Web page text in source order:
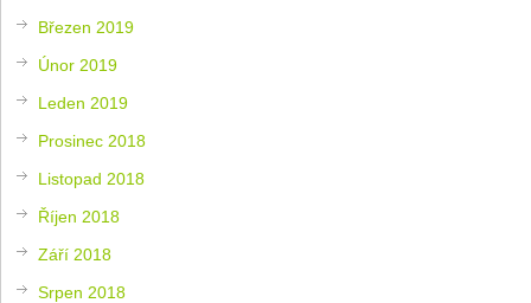
Březen 2019
Únor 2019
Leden 2019
Prosinec 2018
Listopad 2018
Říjen 2018
Září 2018
Srpen 2018